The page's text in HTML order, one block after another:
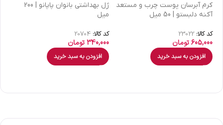
كرم آبرسان پوست چرب و مستعد
آکنه دلبستو | 50 میل
کد کالا: 23022
605,000تومان
افزودن به سبد خرید
ژل بهداشتی بانوان پاپانو | 200
میل
کد کالا: 20704
340,000تومان
افزودن به سبد خرید